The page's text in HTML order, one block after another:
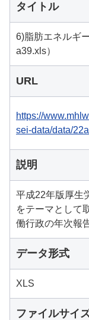
タイトル
6)脂肪エネルギ
a39.xls）
URL
https://
sei-data/data/
説明
平成22年版厚生
をテーマとして
働行政の年次報
データ形式
XLS
ファイルサイ